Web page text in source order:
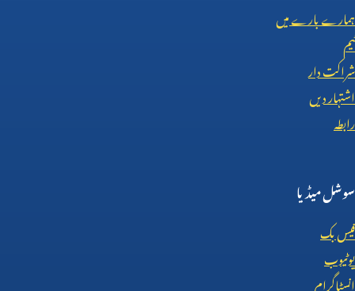
ہمارے بارے میں
ٹیم
شراکت دار
اشتہار دیں
رابطہ
سوشل میڈیا
فیس بک
یوٹیوب
انسٹاگرام